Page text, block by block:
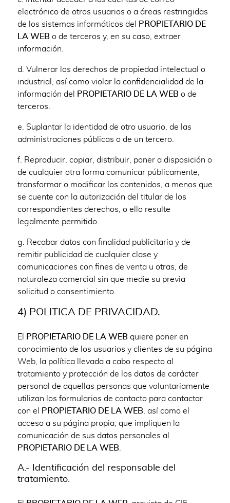
electrónico de otros usuarios o a áreas restringidas
de los sistemas informáticos del
PROPIETARIO DE
LA WEB o de terceros y, en su caso, extraer
información.
d. Vulnerar los derechos de propiedad intelectual o
industrial, así como violar la confidencialidad de la
información del
PROPIETARIO DE LA WEB o de
terceros.
e. Suplantar la identidad de otro usuario, de las
administraciones públicas o de un tercero.
f. Reproducir, copiar, distribuir, poner a disposición o
de cualquier otra forma comunicar públicamente,
transformar o modificar los contenidos, a menos que
se cuente con la autorización del titular de los
correspondientes derechos, o ello resulte
legalmente permitido.
g. Recabar datos con finalidad publicitaria y de
remitir publicidad de cualquier clase y
comunicaciones con fines de venta u otras, de
naturaleza comercial sin que medie su previa
solicitud o consentimiento.
4) POLITICA DE PRIVACIDAD.
El PROPIETARIO DE LA WEB quiere poner en
conocimiento de los usuarios y clientes de su página
Web, la política llevada a cabo respecto al
tratamiento y protección de los datos de carácter
personal de aquellas personas que voluntariamente
utilizan los formularios de contacto para contactar
con el
PROPIETARIO DE LA WEB , así como el
acceso a su página propia, que impliquen la
comunicación de sus datos personales al
PROPIETARIO DE LA WEB
A.- Identificación del responsable del
tratamiento.